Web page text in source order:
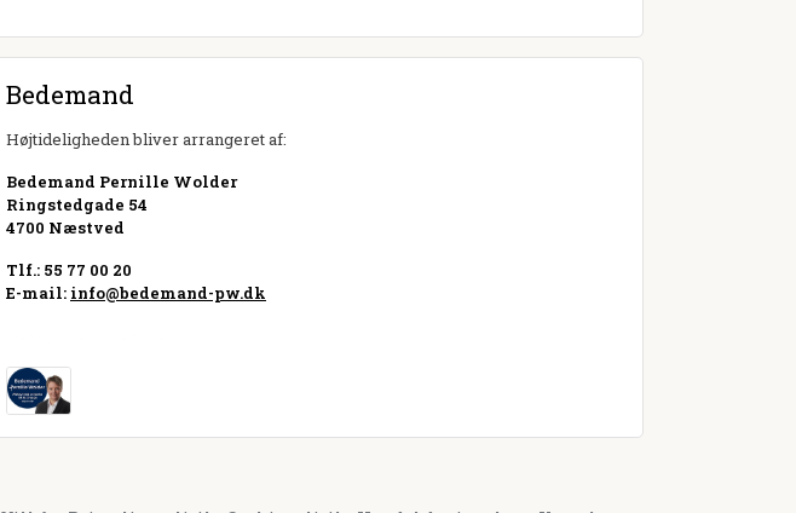
Bedemand
Højtideligheden bliver arrangeret af:
Bedemand Pernille Wolder
Ringstedgade 54
4700 Næstved
Tlf.: 55 77 00 20
E-mail: info@bedemand-pw.dk